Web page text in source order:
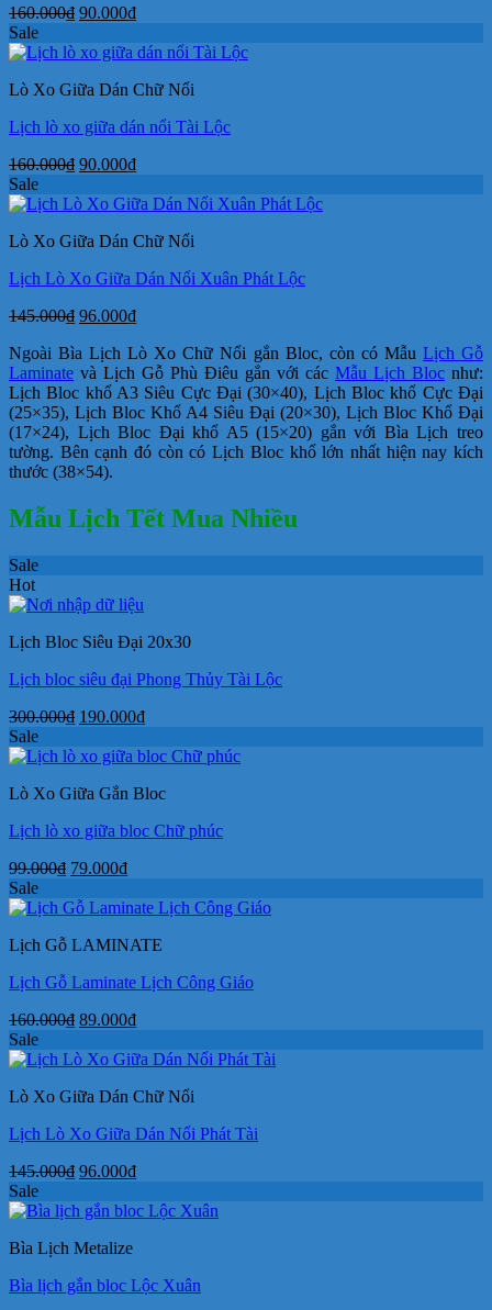
160.000₫ Giá
là:
90.000₫Giá
tại
90.000₫.
Sale
Lò Xo Giữa Dán Chữ Nổi
Lịch lò xo giữa dán nổi Tài Lộc
160.000₫ Giá
là:
90.000₫Giá
tại
90.000₫.
Sale
Lò Xo Giữa Dán Chữ Nổi
Lịch Lò Xo Giữa Dán Nổi Xuân Phát Lộc
145.000₫ Giá
là:
145.000₫.
96.000₫Giá
tại
là:
96.000₫.
Ngoài Bìa Lịch Lò Xo Chữ Nổi gắn Bloc, còn có Mẫu Lịch Gỗ
Laminate và Lịch Gỗ Phù Điêu gắn với các Mẫu Lịch Bloc như:
Lịch Bloc khổ A3 Siêu Cực Đại (30×40), Lịch Bloc khổ Cực Đại
(25×35), Lịch Bloc Khổ A4 Siêu Đại (20×30), Lịch Bloc Khổ Đại
(17×24), Lịch Bloc Đại khổ A5 (15×20) gắn với Bìa Lịch treo
tường. Bên cạnh đó còn có Lịch Bloc khổ lớn nhất hiện nay kích
thước (38×54).
Mẫu Lịch Tết Mua Nhiều
Sale
Hot
Lịch Bloc Siêu Đại 20x30
Lịch bloc siêu đại Phong Thủy Tài Lộc
300.000₫ Giá
là:
190.000₫Giá
tại
190.000₫.
Sale
Lò Xo Giữa Gắn Bloc
Lịch lò xo giữa bloc Chữ phúc
99.000₫ Giá
là:
79.000₫Giá
tại
79.000₫.
Sale
Lịch Gỗ LAMINATE
Lịch Gỗ Laminate Lịch Công Giáo
160.000₫ Giá
là:
89.000₫Giá
tại
89.000₫.
Sale
Lò Xo Giữa Dán Chữ Nổi
Lịch Lò Xo Giữa Dán Nổi Phát Tài
145.000₫ Giá
là:
96.000₫Giá
tại
Sale
Bìa Lịch Metalize
Bìa lịch gắn bloc Lộc Xuân